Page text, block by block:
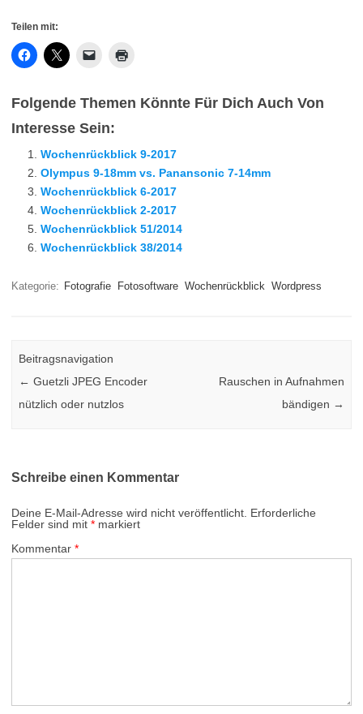
Teilen mit:
Folgende Themen Könnte Für Dich Auch Von
Interesse Sein:
Wochenrückblick 9-2017
Olympus 9-18mm vs. Panansonic 7-14mm
Wochenrückblick 6-2017
Wochenrückblick 2-2017
Wochenrückblick 51/2014
Wochenrückblick 38/2014
Kategorie: Fotografie Fotosoftware Wochenrückblick Wordpress
Beitragsnavigation
← Guetzli JPEG Encoder
nützlich oder nutzlos
Rauschen in Aufnahmen
bändigen →
Schreibe einen Kommentar
Deine E-Mail-Adresse wird nicht veröffentlicht. Erforderliche
Felder sind mit * markiert
Kommentar *